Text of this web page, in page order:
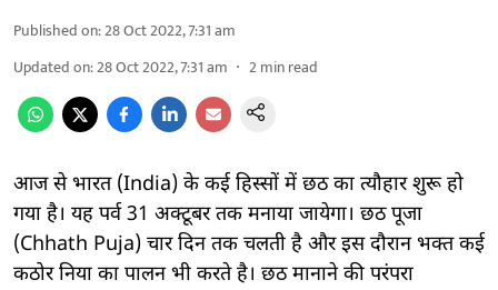
Published on:28 Oct 2022, 7:31 am
Updated on:28 Oct 2022, 7:31 am 2min read
आज से भारत (India) के कई हिस्सों में छठ का त्यौहार शुरू हो
गया है। यह पर्व 31 अक्टूबर तक मनाया जायेगा। छठ पूजा
(Chhath Puja) चार दिन तक चलती है और इस दौरान भक्त कई
कठोर निया का पालन भी करते है। छठ मानाने की परंपरा